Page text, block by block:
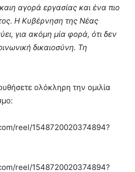
αγορά εργασίας και ένα πιο
Η Κυβέρνηση της Νέας
για ακόμη μία φορά, ότι δεν
δικαιοσύνη. Τη
ολόκληρη την ομιλία
reel/1548720020374894?
reel/1548720020374894?